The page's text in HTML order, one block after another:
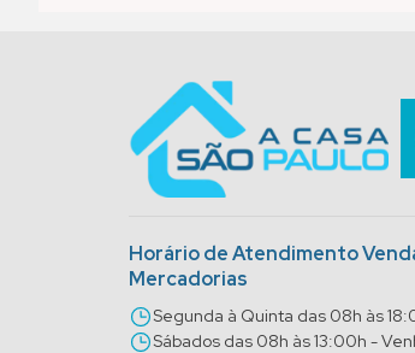
Horário de Atendimento
Mercadorias
Segunda à Quinta das 08h às
Sábados das 08h às 13:00h -